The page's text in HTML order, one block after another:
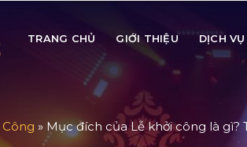
TRANG CHỦ GIỚI THIỆU DỊCH VỤ
Công » Mục đích của Lễ khởi công là gì?